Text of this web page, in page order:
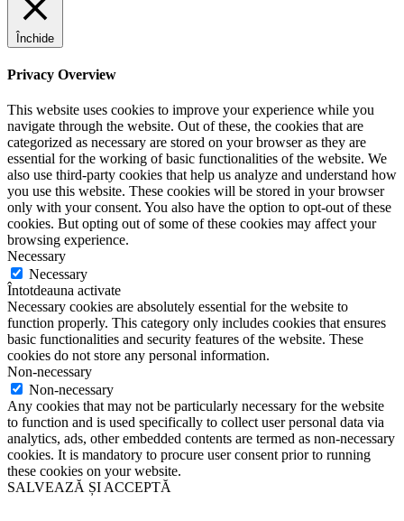
Închide
Privacy Overview
This website uses cookies to improve your experience while you
navigate through the website. Out of these, the cookies that are
categorized as necessary are stored on your browser as they are
essential for the working of basic functionalities of the website. We
also use third-party cookies that help us analyze and understand how
you use this website. These cookies will be stored in your browser
only with your consent. You also have the option to opt-out of these
cookies. But opting out of some of these cookies may affect your
browsing experience.
Necessary
Necessary
Întotdeauna activate
Necessary cookies are absolutely essential for the website to
function properly. This category only includes cookies that ensures
basic functionalities and security features of the website. These
cookies do not store any personal information.
Non-necessary
Non-necessary
Any cookies that may not be particularly necessary for the website
to function and is used specifically to collect user personal data via
analytics, ads, other embedded contents are termed as non-necessary
cookies. It is mandatory to procure user consent prior to running
these cookies on your website.
SALVEAZĂ ȘI ACCEPTĂ